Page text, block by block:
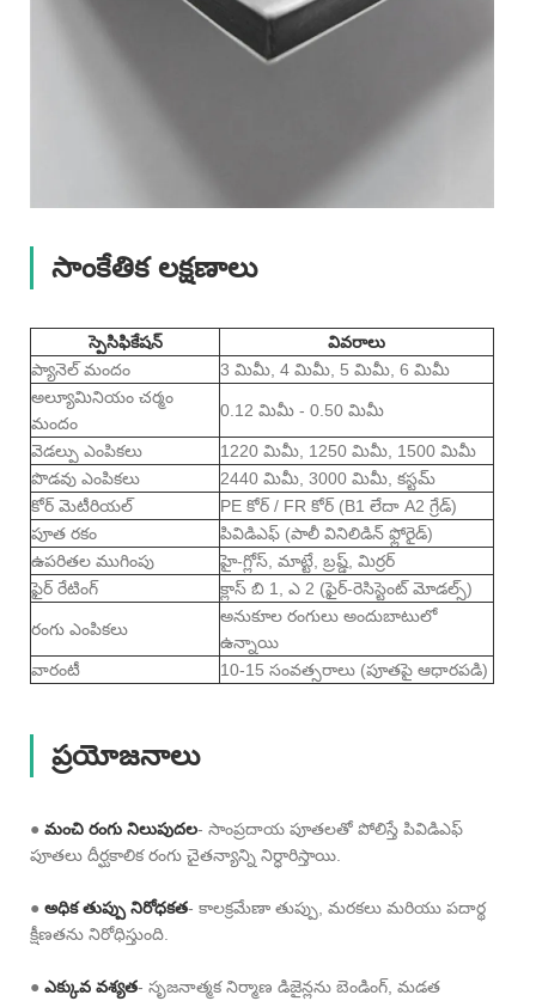
సాంకేతిక లక్షణాలు
స్పెసిఫికేషన్
వివరాలు
ప్యానెల్ మందం
3 మిమీ, 4 మిమీ, 5 మిమీ, 6 మిమీ
అల్యూమినియం చర్మం
మందం
0.12 మిమీ - 0.50 మిమీ
వెడల్పు ఎంపికలు
1220 మిమీ, 1250 మిమీ, 1500 మిమీ
పొడవు ఎంపికలు
2440 మిమీ, 3000 మిమీ, కస్టమ్
కోర్ మెటీరియల్
PE కోర్ / FR కోర్ (B1 లేదా A2 గ్రేడ్)
పూత రకం
పివిడిఎఫ్ (పాలీ వినిలిడిన్ ఫ్లోరైడ్)
ఉపరితల ముగింపు
హై-గ్లోస్, మాట్టే, బ్రష్డ్, మిర్రర్
ఫైర్ రేటింగ్
క్లాస్ బి 1, ఎ 2 (ఫైర్-రెసిస్టెంట్ మోడల్స్)
రంగు ఎంపికలు
అనుకూల రంగులు అందుబాటులో
ఉన్నాయి
వారంటీ
10-15 సంవత్సరాలు (పూతపై ఆధారపడి)
ప్రయోజనాలు
● మంచి రంగు నిలుపుదల- సాంప్రదాయ పూతలతో పోలిస్తే పివిడిఎఫ్
పూతలు దీర్ఘకాలిక రంగు చైతన్యాన్ని నిర్ధారిస్తాయి.
● అధిక తుప్పు నిరోధకత- కాలక్రమేణా తుప్పు, మరకలు మరియు పదార్థ
క్షీణతను నిరోధిస్తుంది.
● ఎక్కువ వశ్యత- సృజనాత్మక నిర్మాణ డిజైన్లను బెండింగ్, మడత